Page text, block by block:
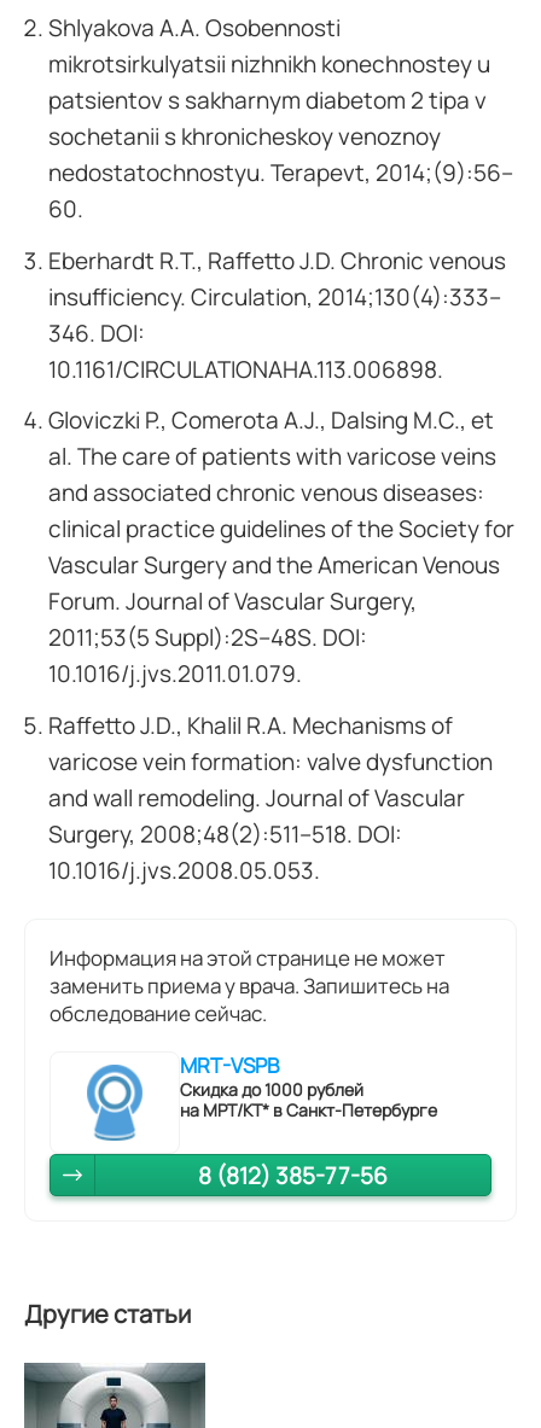
Shlyakova A.A. Osobennosti
mikrotsirkulyatsii nizhnikh konechnostey u
patsientov s sakharnym diabetom 2 tipa v
sochetanii s khronicheskoy venoznoy
nedostatochnostyu. Terapevt, 2014;(9):56–
60.
Eberhardt R.T., Raffetto J.D. Chronic venous
insufficiency. Circulation, 2014;130(4):333–
346. DOI:
10.1161/CIRCULATIONAHA.113.006898.
Gloviczki P., Comerota A.J., Dalsing M.C., et
al. The care of patients with varicose veins
and associated chronic venous diseases:
clinical practice guidelines of the Society for
Vascular Surgery and the American Venous
Forum. Journal of Vascular Surgery,
2011;53(5 Suppl):2S–48S. DOI:
10.1016/j.jvs.2011.01.079.
Raffetto J.D., Khalil R.A. Mechanisms of
varicose vein formation: valve dysfunction
and wall remodeling. Journal of Vascular
Surgery, 2008;48(2):511–518. DOI:
10.1016/j.jvs.2008.05.053.
Информация на этой странице не может
заменить приема у врача. Запишитесь на
обследование сейчас.
MRT-VSPB
Скидка до 1000 рублей
на МРТ/КТ* в Санкт-Петербурге
8 (812) 385-77-56
Другие статьи